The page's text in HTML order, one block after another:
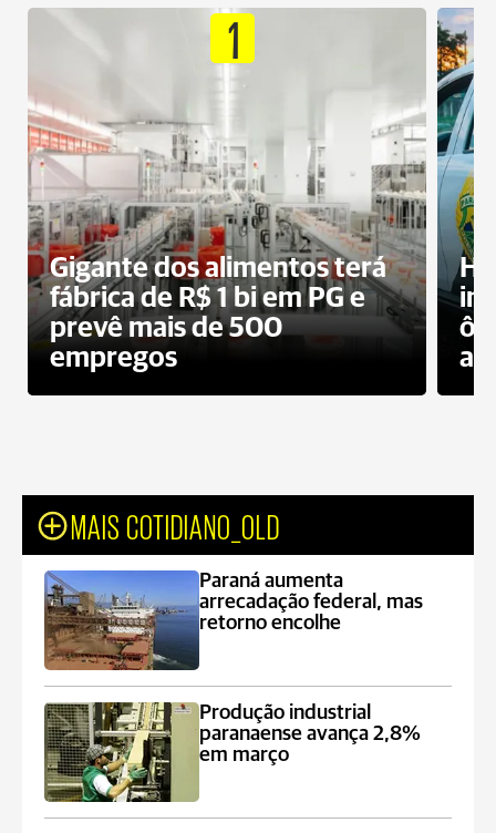
1
Gigante dos alimentos terá
fábrica de R$ 1 bi em PG e
prevê mais de 500
empregos
MAIS COTIDIANO_OLD
Paraná aumenta
arrecadação federal, mas
retorno encolhe
Produção industrial
paranaense avança 2,8%
em março